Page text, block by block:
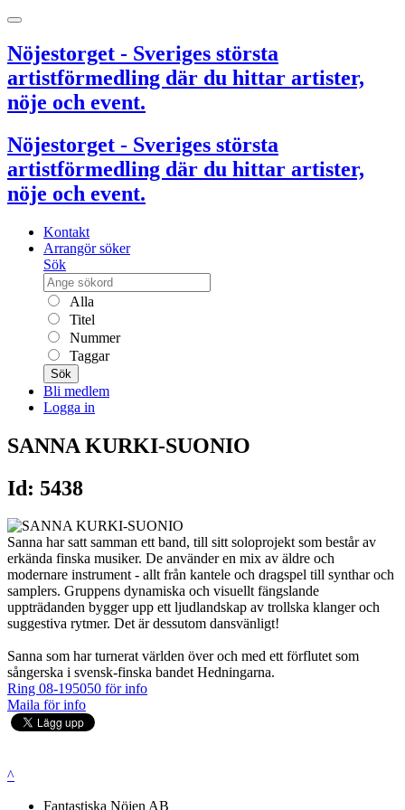
Nöjestorget - Sveriges största
artistförmedling där du hittar artister,
nöje och event.
Nöjestorget - Sveriges största
artistförmedling där du hittar artister,
nöje och event.
Kontakt
Arrangör söker
Sök
Alla
Titel
Nummer
Taggar
Sök
Bli medlem
Logga in
SANNA KURKI-SUONIO
Id: 5438
Sanna har satt samman ett band, till sitt soloprojekt som består av
erkända finska musiker. De använder en mix av äldre och
modernare instrument - allt från kantele och dragspel till synthar och
samplers. Gruppens dynamiska och visuellt fängslande
uppträdanden bygger upp ett ljudlandskap av trollska klanger och
suggestiva rytmer. Det är dessutom dansvänligt!
Sanna som har turnerat världen över och med ett förflutet som
sångerska i svensk-finska bandet Hedningarna.
Ring 08-195050 för info
Maila för info
^
Fantastiska Nöjen AB